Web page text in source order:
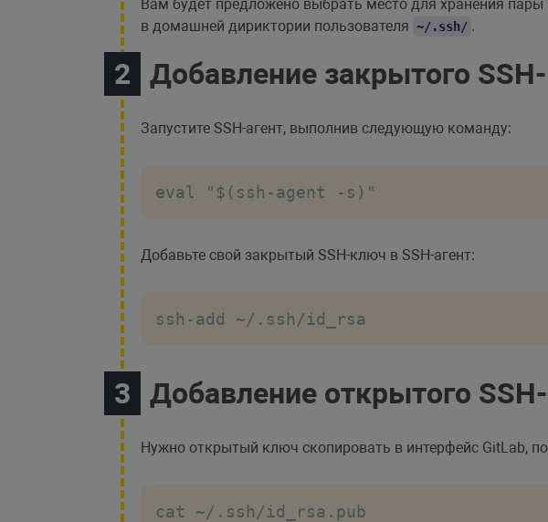
Вам будет предложено выбрать место для хранения
в домашней дириктории пользователя ~/.ssh/ .
Добавление закрытого
Запустите SSH-агент, выполнив следующую команду:
eval "$(ssh-agent -s)"
Добавьте свой закрытый SSH-ключ в SSH-агент:
ssh-add ~/.ssh/id_rsa
Добавление открытого
Нужно открытый ключ скопировать в интерфейс
cat ~/.ssh/id_rsa.pub